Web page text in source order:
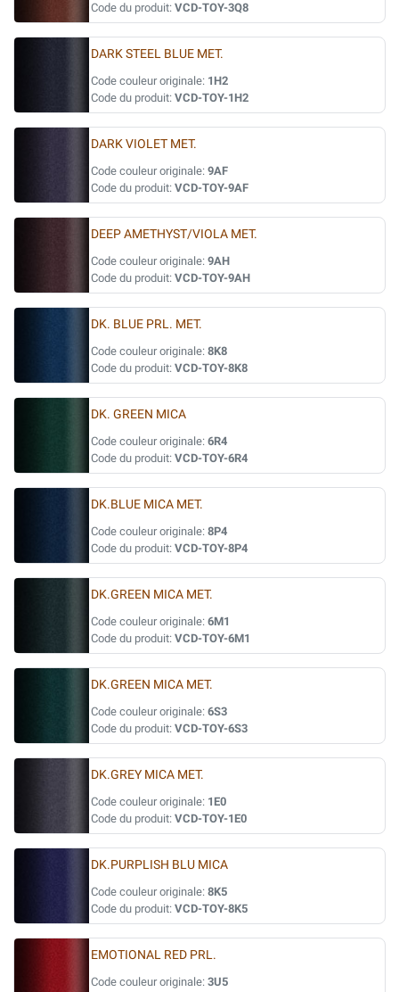
Code du produit: VCD-TOY-3Q8
DARK STEEL BLUE MET.
Code couleur originale: 1H2
Code du produit: VCD-TOY-1H2
DARK VIOLET MET.
Code couleur originale: 9AF
Code du produit: VCD-TOY-9AF
DEEP AMETHYST/VIOLA MET.
Code couleur originale: 9AH
Code du produit: VCD-TOY-9AH
DK. BLUE PRL. MET.
Code couleur originale: 8K8
Code du produit: VCD-TOY-8K8
DK. GREEN MICA
Code couleur originale: 6R4
Code du produit: VCD-TOY-6R4
DK.BLUE MICA MET.
Code couleur originale: 8P4
Code du produit: VCD-TOY-8P4
DK.GREEN MICA MET.
Code couleur originale: 6M1
Code du produit: VCD-TOY-6M1
DK.GREEN MICA MET.
Code couleur originale: 6S3
Code du produit: VCD-TOY-6S3
DK.GREY MICA MET.
Code couleur originale: 1E0
Code du produit: VCD-TOY-1E0
DK.PURPLISH BLU MICA
Code couleur originale: 8K5
Code du produit: VCD-TOY-8K5
EMOTIONAL RED PRL.
Code couleur originale: 3U5